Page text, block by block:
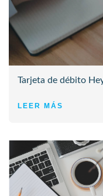
Tarjeta de débito
LEER MÁS